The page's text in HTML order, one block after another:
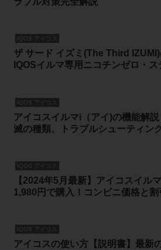
IQOS アイコス
ザ サード イズミ(The Third IZUMI)
IQOSイルマ専用ニコチンゼロ・
IQOS アイコス
アイコスイルマi（アイ)の機能解
滅の種類、トラブルシューティン
IQOS アイコス
【2024年5月最新】アイコスイル
1,980円で購入！コンビニ価格と
IQOS アイコス
アイコスの使い方【説明書】最新